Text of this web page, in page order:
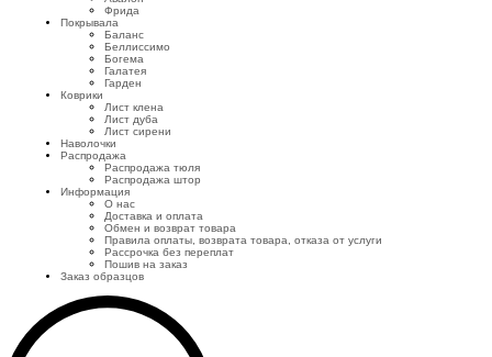
Фрида
Покрывала
Баланс
Беллиссимо
Богема
Галатея
Гарден
Коврики
Лист клена
Лист дуба
Лист сирени
Наволочки
Распродажа
Распродажа тюля
Распродажа штор
Информация
О нас
Доставка и оплата
Обмен и возврат товара
Правила оплаты, возврата товара, отказа от услуги
Рассрочка без переплат
Пошив на заказ
Заказ образцов